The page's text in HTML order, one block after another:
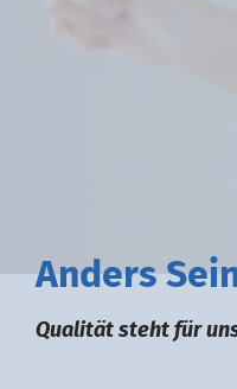
Anders S
Qualität steht für